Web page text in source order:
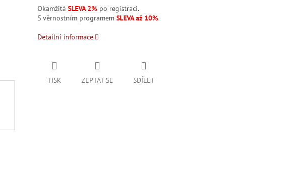
Okamžitá SLEVA 2%po registraci.
S věrnostním programem SLEVA až 10%.
Detailní informace
TISK ZEPTAT SE SDÍLET